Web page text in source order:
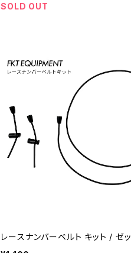
SOLD OUT
レースナンバーベルト キット / ゼ